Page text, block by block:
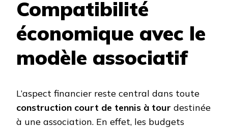
Compatibilité
économique avec le
modèle associatif
L’aspect financier reste central dans toute
construction court de tennis à tour destinée
à une association. En effet, les budgets